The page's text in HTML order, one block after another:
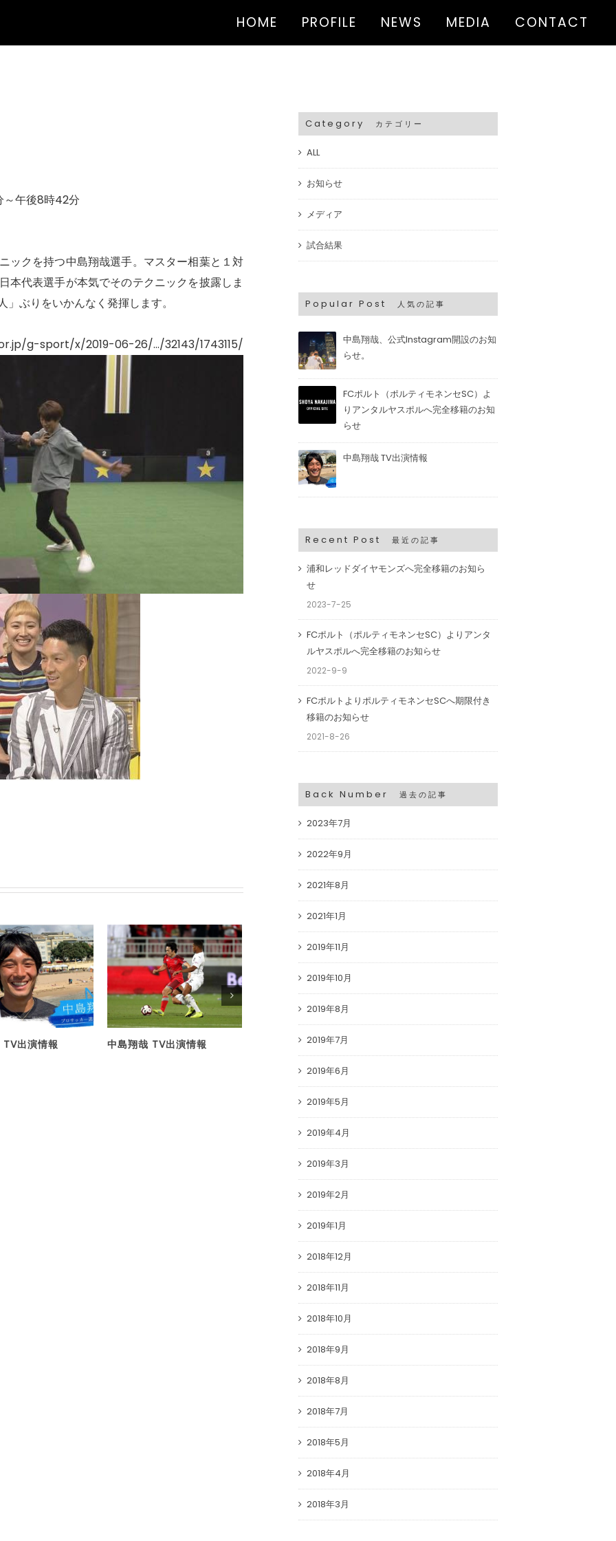
HOME PROFILE NEWS MEDIA CONTACT
～午後8時42分
ックを持つ中島翔哉選手。マスター相葉と１対
本代表選手が本気でそのテクニックを披露しま
」ぶりをいかんなく発揮します。
g-sport/x/2019-06-26/…/32143/1743115/
出演情報 中島翔哉 TV出演情報
【出演情報】3月25日フジテ
レビ『プライムニュースα ス
ポーツコーナー』
Graphic Number 974号」
掲載されます。
Category カテゴリー
ALL
お知らせ
メディア
試合結果
Popular Post 人気の記事
中島翔哉、公式Instagram開設のお知
らせ。
FCポルト（ポルティモネンセSC）よ
りアンタルヤスポルへ完全移籍のお知
らせ
中島翔哉 TV出演情報
Recent Post 最近の記事
浦和レッドダイヤモンズへ完全移籍のお知ら
せ
2023-7-25
FCポルト（ポルティモネンセSC）よりアンタ
ルヤスポルへ完全移籍のお知らせ
2022-9-9
FCポルトよりポルティモネンセSCへ期限付き
移籍のお知らせ
2021-8-26
Back Number 過去の記事
2023年7月
2022年9月
2021年8月
2021年1月
2019年11月
2019年10月
2019年8月
2019年7月
2019年6月
2019年5月
2019年4月
2019年3月
2019年2月
2019年1月
2018年12月
2018年11月
2018年10月
2018年9月
2018年8月
2018年7月
2018年5月
2018年4月
2018年3月